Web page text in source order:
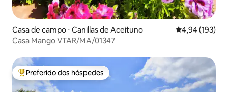
Casa de campo ⋅ Canillas de Aceituno 4,94 de uma
4,94 (193)
Casa Mango VTAR/MA/01347
Entre os melhores preferidos dos hóspedes
Preferido dos hóspedes